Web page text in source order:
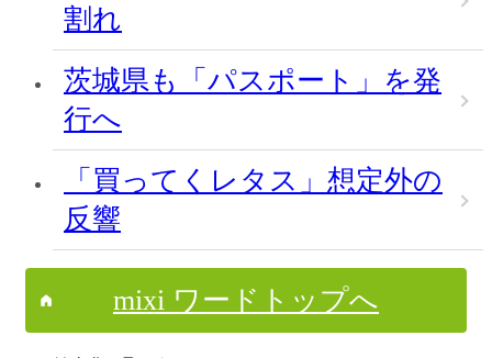
割れ
茨城県も「パスポート」を発
行へ
「買ってくレタス」想定外の
反響
mixi ワードトップへ